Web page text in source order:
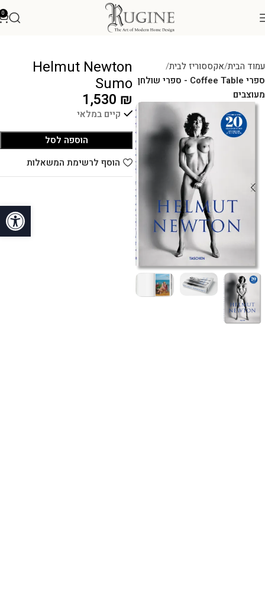
פתח
0
עמוד הבית אקססוריז לבית
ספרי Coffee Table - ספרי שולחן
מעוצבים
Helmut Newton
Sumo
1,530 ₪
קיים במלאי
הוספה לסל
הוסף לרשימת המשאלות